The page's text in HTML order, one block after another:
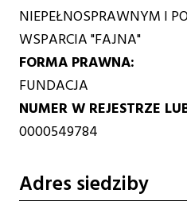
NIEPEŁNOSPRAWNYM I
WSPARCIA "FAJNA"
FORMA PRAWNA
FUNDACJA
NUMER W REJESTRZE
0000549784
Adres siedziby